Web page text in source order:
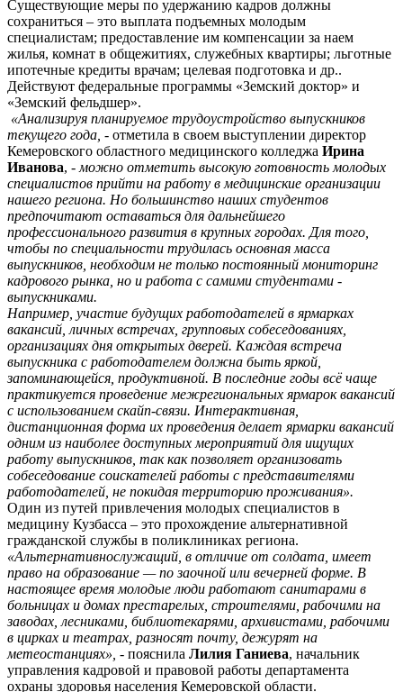
Существующие меры по удержанию кадров должны
сохраниться – это выплата подъемных молодым
специалистам; предоставление им компенсации за наем
жилья, комнат в общежитиях, служебных квартиры; льготные
ипотечные кредиты врачам; целевая подготовка и др..
Действуют федеральные программы «Земский доктор» и
«Земский фельдшер».
«Анализируя планируемое трудоустройство выпускников
текущего года, - отметила в своем выступлении директор
Кемеровского областного медицинского колледжа Ирина
Иванова, - можно отметить высокую готовность молодых
специалистов прийти на работу в медицинские организации
нашего региона. Но большинство наших студентов
предпочитают оставаться для дальнейшего
профессионального развития в крупных городах. Для того,
чтобы по специальности трудилась основная масса
выпускников, необходим не только постоянный мониторинг
кадрового рынка, но и работа с самими студентами -
выпускниками.
Например, участие будущих работодателей в ярмарках
вакансий, личных встречах, групповых собеседованиях,
организациях дня открытых дверей. Каждая встреча
выпускника с работодателем должна быть яркой,
запоминающейся, продуктивной. В последние годы всё чаще
практикуется проведение межрегиональных ярмарок вакансий
с использованием скайп-связи. Интерактивная,
дистанционная форма их проведения делает ярмарки вакансий
одним из наиболее доступных мероприятий для ищущих
работу выпускников, так как позволяет организовать
собеседование соискателей работы с представителями
работодателей, не покидая территорию проживания».
Один из путей привлечения молодых специалистов в
медицину Кузбасса – это прохождение альтернативной
гражданской службы в поликлиниках региона.
«Альтернативнослужащий, в отличие от солдата, имеет
право на образование — по заочной или вечерней форме. В
настоящее время молодые люди работают санитарами в
больницах и домах престарелых, строителями, рабочими на
заводах, лесниками, библиотекарями, архивистами, рабочими
в цирках и театрах, разносят почту, дежурят на
метеостанциях», - пояснила Лилия Ганиева, начальник
управления кадровой и правовой работы департамента
охраны здоровья населения Кемеровской области.